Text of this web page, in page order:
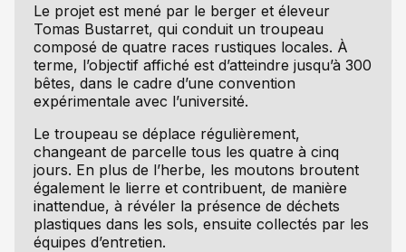
Le projet est mené par le berger et éleveur
Tomas Bustarret, qui conduit un troupeau
composé de quatre races rustiques locales. À
terme, l’objectif affiché est d’atteindre jusqu’à 300
bêtes, dans le cadre d’une convention
expérimentale avec l’université.
Le troupeau se déplace régulièrement,
changeant de parcelle tous les quatre à cinq
jours. En plus de l’herbe, les moutons broutent
également le lierre et contribuent, de manière
inattendue, à révéler la présence de déchets
plastiques dans les sols, ensuite collectés par les
équipes d’entretien.